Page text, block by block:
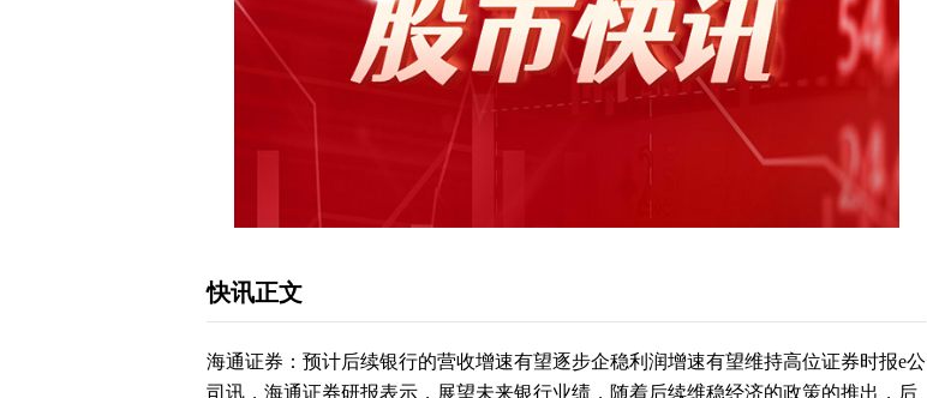
快讯正文
海通证券：预计后续银行的营收增速有望逐步企稳利润增速有望维持高位证券时报e公
司讯，海通证券研报表示，展望未来银行业绩，随着后续维稳经济的政策的推出，后